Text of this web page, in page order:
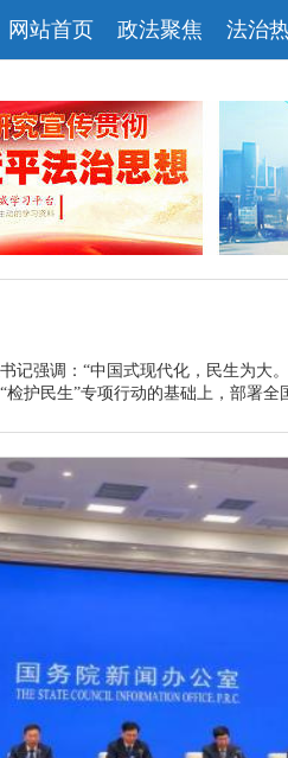
网站首页 政法聚焦 法治
记强调：“中国式现代化，民生为大
检护民生”专项行动的基础上，部署